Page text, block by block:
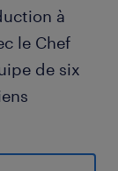
à
le Chef
de six
des